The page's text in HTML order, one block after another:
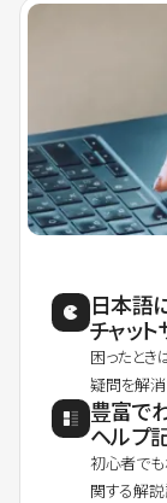
日本語
チャッ
困ったとき
疑問を解消
豊富で
ヘルプ
初心者でも
関する解説